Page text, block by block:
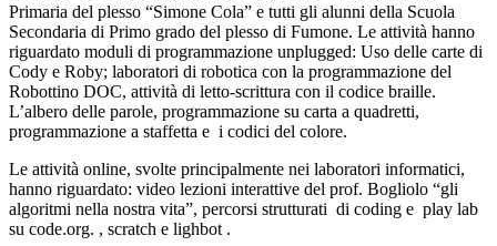
Primaria del plesso “Simone Cola” e tutti gli alunni della Scuola
Secondaria di Primo grado del plesso di Fumone. Le attività hanno
riguardato moduli di programmazione unplugged: Uso delle carte di
Cody e Roby; laboratori di robotica con la programmazione del
Robottino DOC, attività di letto-scrittura con il codice braille.
L’albero delle parole, programmazione su carta a quadretti,
programmazione a staffetta e i codici del colore.
Le attività online, svolte principalmente nei laboratori informatici,
hanno riguardato: video lezioni interattive del prof. Bogliolo “gli
algoritmi nella nostra vita”, percorsi strutturati di coding e play lab
su code.org. , scratch e lighbot .